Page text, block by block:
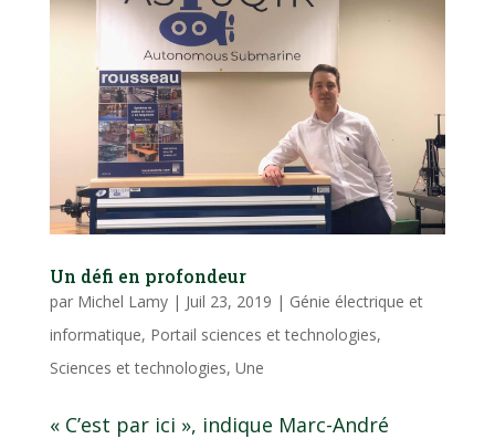
Un défi en profondeur
par Michel Lamy| Juil 23, 2019 | Génie électrique et
informatique, Portail sciences et technologies,
Sciences et technologies, Une
« C’est par ici », indique Marc-André